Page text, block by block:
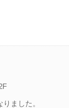
ました。